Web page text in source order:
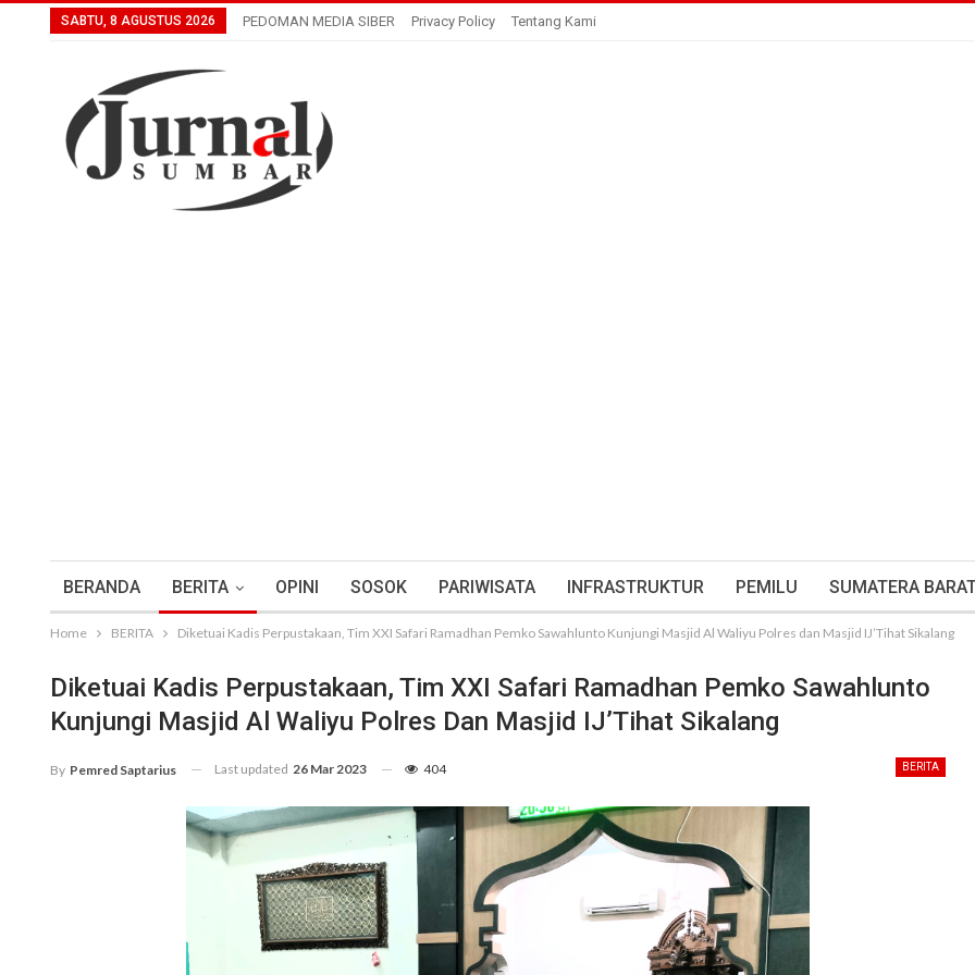
SABTU, 8 AGUSTUS 2026 PEDOMAN MEDIA SIBER Privacy Policy Tentang Kami
BERANDA BERITA OPINI SOSOK PARIWISATA INFRASTRUKTUR PEMILU SUMATERA
Home BERITA Diketuai Kadis Perpustakaan, Tim XXI Safari Ramadhan Pemko Sawahlunto Kunjungi Masjid Al Waliyu Polres dan Masjid IJ’Tihat Sikalang
Diketuai Kadis Perpustakaan, Tim XXI Safari Ramadhan Pemko Sawahlunto
Kunjungi Masjid Al Waliyu Polres Dan Masjid IJ’Tihat Sikalang
BERITA
By Pemred Saptarius Last updated 26 Mar 2023 404